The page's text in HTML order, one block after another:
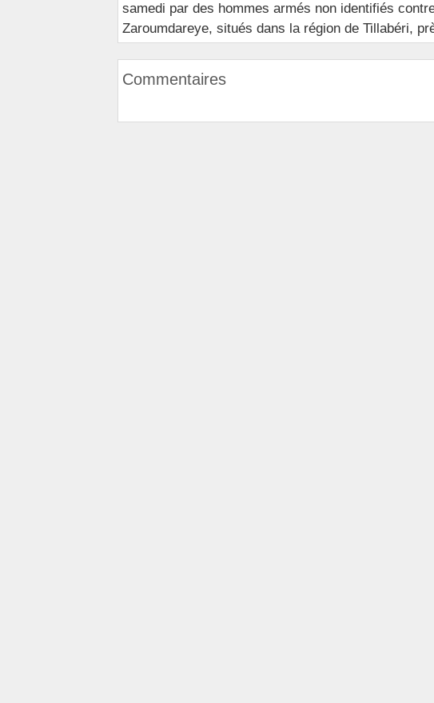
samedi par des hommes armés non identifiés
Zaroumdareye, situés dans la région de Tillabéri,
Commentaires